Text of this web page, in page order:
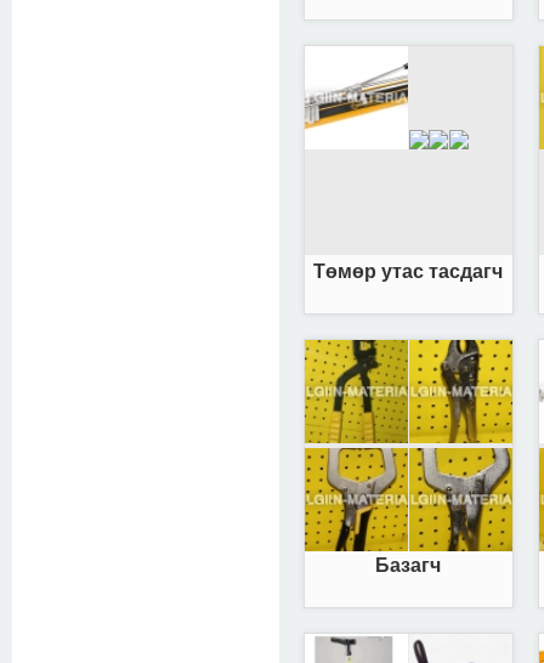
Төмөр утас тасдагч
Базагч